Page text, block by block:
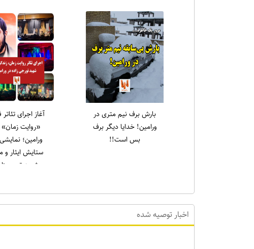
یادواره شهدای قیام ۱۵
خرداد در حرم مطهر
امام‌زاده جعفر برگزار شد
رسول سالاری در
جمعه
نهج‌البلاغه را
نشین کردیم،
که علی (ع) را
اخبار توصیه شده